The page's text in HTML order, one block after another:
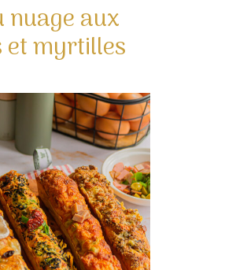
nuage aux
myrtilles